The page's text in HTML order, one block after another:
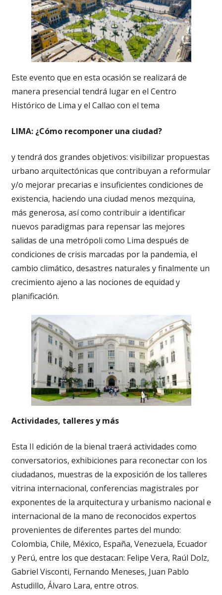
Este evento que en esta ocasión se realizará de
manera presencial tendrá lugar en el Centro
Histórico de Lima y el Callao con el tema
LIMA: ¿Cómo recomponer una ciudad?
y tendrá dos grandes objetivos: visibilizar propuestas
urbano arquitectónicas que contribuyan a reformular
y/o mejorar precarias e insuficientes condiciones de
existencia, haciendo una ciudad menos mezquina,
más generosa, así como contribuir a identificar
nuevos paradigmas para repensar las mejores
salidas de una metrópoli como Lima después de
condiciones de crisis marcadas por la pandemia, el
cambio climático, desastres naturales y finalmente un
crecimiento ajeno a las nociones de equidad y
planificación.
Actividades, talleres y más
Esta II edición de la bienal traerá actividades como
conversatorios, exhibiciones para reconectar con los
ciudadanos, muestras de la exposición de los talleres
vitrina internacional, conferencias magistrales por
exponentes de la arquitectura y urbanismo nacional e
internacional de la mano de reconocidos expertos
provenientes de diferentes partes del mundo:
Colombia, Chile, México, España, Venezuela, Ecuador
y Perú, entre los que destacan: Felipe Vera, Raúl Dolz,
Gabriel Visconti, Fernando Meneses, Juan Pablo
Astudillo, Álvaro Lara, entre otros.